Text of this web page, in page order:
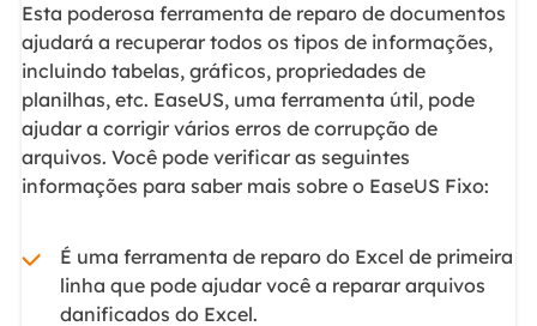
Esta poderosa ferramenta de reparo de documentos
ajudará a recuperar todos os tipos de informações,
incluindo tabelas, gráficos, propriedades de
planilhas, etc. EaseUS, uma ferramenta útil, pode
ajudar a corrigir vários erros de corrupção de
arquivos. Você pode verificar as seguintes
informações para saber mais sobre o EaseUS Fixo:
É uma ferramenta de reparo do Excel de primeira
linha que pode ajudar você a reparar arquivos
danificados do Excel.